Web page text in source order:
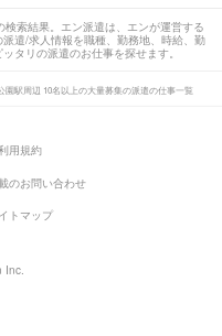
索結果。エン派遣は、エンが運営する
遣/求人情報を職種、勤務地、時給、勤
タリの派遣のお仕事を探せます。
園駅周辺 10名以上の大量募集の派遣の仕事一覧
用規約
のお問い合わせ
トマップ
Inc.